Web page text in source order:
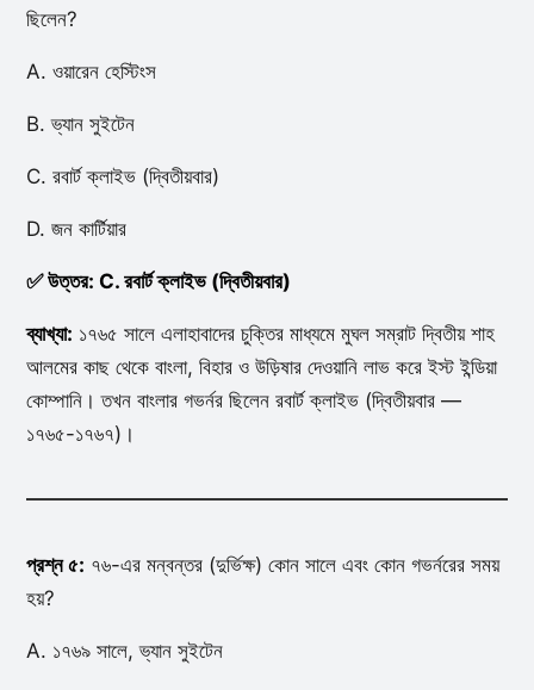
ছিলেন?
A. ওয়ারেন হেস্টিংস
B. ভ্যান সুইটেন
C. রবার্ট ক্লাইভ (দ্বিতীয়বার)
D. জন কার্টিয়ার
✅ উত্তর: C. রবার্ট ক্লাইভ (দ্বিতীয়বার)
ব্যাখ্যা: ১৭৬৫ সালে এলাহাবাদের চুক্তির মাধ্যমে মুঘল সম্রাট দ্বিতীয় শাহ
আলমের কাছ থেকে বাংলা, বিহার ও উড়িষার দেওয়ানি লাভ করে ইস্ট ইন্ডিয়া
কোম্পানি। তখন বাংলার গভর্নর ছিলেন রবার্ট ক্লাইভ (দ্বিতীয়বার —
১৭৬৫-১৭৬৭)।
প্রশ্ন ৫: ৭৬-এর মন্বন্তর (দুর্ভিক্ষ) কোন সালে এবং কোন গভর্নরের সময়
হয়?
A. ১৭৬৯ সালে, ভ্যান সুইটেন